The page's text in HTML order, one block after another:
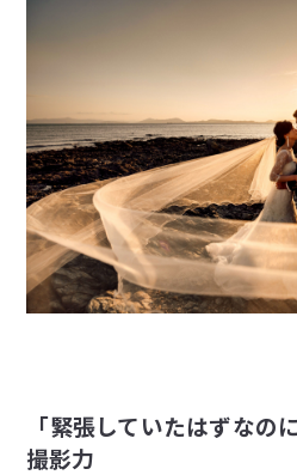
「緊張していたはずなの
撮影力